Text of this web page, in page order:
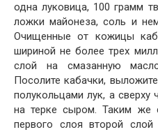
одна луковица, 100 грамм
ложки майонеза, соль и
Очищенные от кожицы
шириной не более трех
слой на смазанную
Посолите кабачки,
полукольцами лук, а сверху
на терке сыром. Таким же
первого слоя второй